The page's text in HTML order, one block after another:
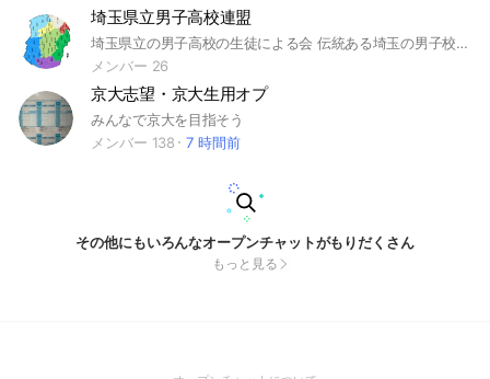
埼玉県立男子高校連盟
埼玉県立の男子高校の生徒による会 伝統ある埼玉の男子校生徒として みんなで集まろうじゃないかぁぁぁぁぁ #埼玉県#高校#高校生#男子#男子校#部活 #青春#浦和高校#浦高#川越高校#川高#松山高校 #松高#春日部高校#春高#熊谷高校#熊高#文化祭 #勉強#大学受験#学校#埼玉#祭り#ばかさわぎ #浦和#川越#松山#春日部#熊谷#3K#マラソン #文化祭実行委員会#生徒会
メンバー 26
京大志望・京大生用オプ
みんなで京大を目指そう
メンバー 138
7 時間前
その他にもいろんなオープンチャットがもりだくさん
もっと見る